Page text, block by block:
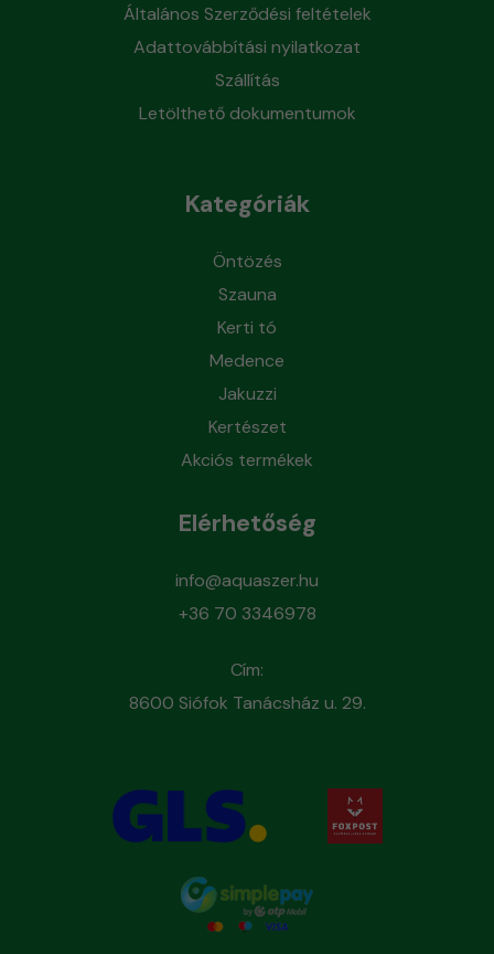
Általános Szerződési feltételek
Adattovábbítási nyilatkozat
Szállítás
Letölthető dokumentumok
Kategóriák
Öntözés
Szauna
Kerti tó
Medence
Jakuzzi
Kertészet
Akciós termékek
Elérhetőség
info@aquaszer.hu
+36 70 3346978
Cím:
8600 Siófok Tanácsház u. 29.